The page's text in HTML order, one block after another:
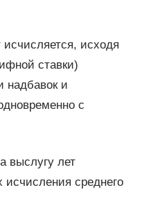
исходя
ставки)
надбавок и
с
выслугу лет
исчисления среднего